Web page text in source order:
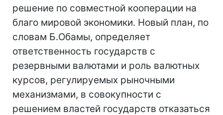
решение по совместной кооперации на
благо мировой экономики. Новый план, по
словам Б.Обамы, определяет
ответственность государств с
резервными валютами и роль валютных
курсов, регулируемых рыночными
механизмами, в совокупности с
решением властей государств отказаться